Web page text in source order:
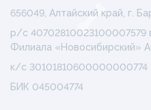
656049, Алтайский край, г.
р/с 40702810023100007579
Филиала «Новосибирский»
к/с 30101810600000000774
БИК 045004774